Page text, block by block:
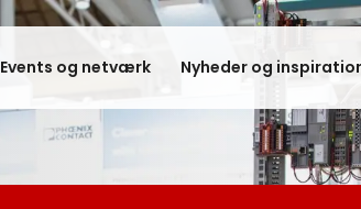
Events og netværk Nyheder og